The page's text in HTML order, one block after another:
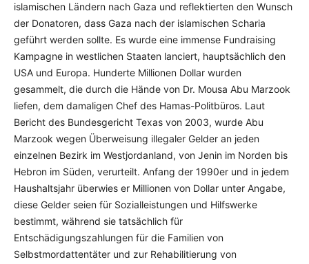
islamischen Ländern nach Gaza und reflektierten den Wunsch
der Donatoren, dass Gaza nach der islamischen Scharia
geführt werden sollte. Es wurde eine immense Fundraising
Kampagne in westlichen Staaten lanciert, hauptsächlich den
USA und Europa. Hunderte Millionen Dollar wurden
gesammelt, die durch die Hände von Dr. Mousa Abu Marzook
liefen, dem damaligen Chef des Hamas-Politbüros. Laut
Bericht des Bundesgericht Texas von 2003, wurde Abu
Marzook wegen Überweisung illegaler Gelder an jeden
einzelnen Bezirk im Westjordanland, von Jenin im Norden bis
Hebron im Süden, verurteilt. Anfang der 1990er und in jedem
Haushaltsjahr überwies er Millionen von Dollar unter Angabe,
diese Gelder seien für Sozialleistungen und Hilfswerke
bestimmt, während sie tatsächlich für
Entschädigungszahlungen für die Familien von
Selbstmordattentäter und zur Rehabilitierung von